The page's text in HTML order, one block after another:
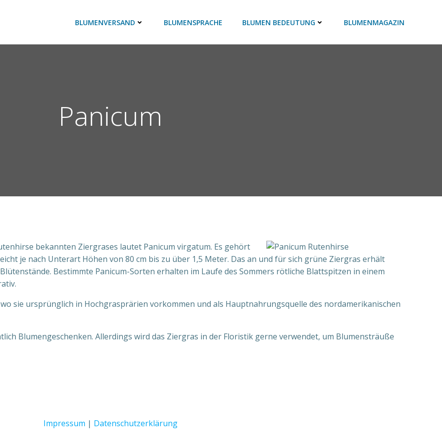
BLUMENVERSAND BLUMENSPRACHE BLUMEN BEDEUTUNG BLUMENMAGAZIN
Panicum
bekannten Ziergrases lautet Panicum virgatum. Es gehört
je nach Unterart Höhen von 80 cm bis zu über 1,5 Meter. Das an und für sich grüne Ziergras erhält
Bestimmte Panicum-Sorten erhalten im Laufe des Sommers rötliche Blattspitzen in einem
sie ursprünglich in Hochgrasprärien vorkommen und als Hauptnahrungsquelle des nordamerikanischen
Blumengeschenken. Allerdings wird das Ziergras in der Floristik gerne verwendet, um Blumensträuße
Impressum | Datenschutzerklärung